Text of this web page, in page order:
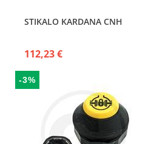
STIKALO KARDANA CNH
112,23 €
-3%